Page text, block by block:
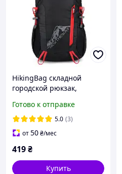
HikingBag складной
городской рюкзак,
Готово к отправке
5.0 (3)
от50₴/мес
419₴
Купить